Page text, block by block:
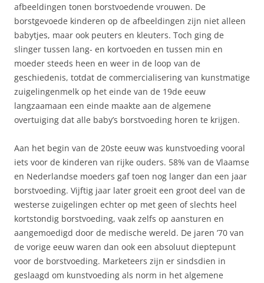
afbeeldingen tonen borstvoedende vrouwen. De
borstgevoede kinderen op de afbeeldingen zijn niet alleen
babytjes, maar ook peuters en kleuters. Toch ging de
slinger tussen lang- en kortvoeden en tussen min en
moeder steeds heen en weer in de loop van de
geschiedenis, totdat de commercialisering van kunstmatige
zuigelingenmelk op het einde van de 19de eeuw
langzaamaan een einde maakte aan de algemene
overtuiging dat alle baby’s borstvoeding horen te krijgen.
Aan het begin van de 20ste eeuw was kunstvoeding vooral
iets voor de kinderen van rijke ouders. 58% van de Vlaamse
en Nederlandse moeders gaf toen nog langer dan een jaar
borstvoeding. Vijftig jaar later groeit een groot deel van de
westerse zuigelingen echter op met geen of slechts heel
kortstondig borstvoeding, vaak zelfs op aansturen en
aangemoedigd door de medische wereld. De jaren ’70 van
de vorige eeuw waren dan ook een absoluut dieptepunt
voor de borstvoeding. Marketeers zijn er sindsdien in
geslaagd om kunstvoeding als norm in het algemene